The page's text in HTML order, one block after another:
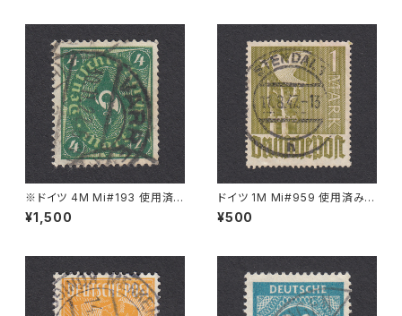
※ドイツ 4M Mi#193 使用済
み切手｜VARREL 30.11.1922
¥1,500
ドイツ 1M Mi#959 使用済み切
手｜STENDAL 11.8.1947
¥500